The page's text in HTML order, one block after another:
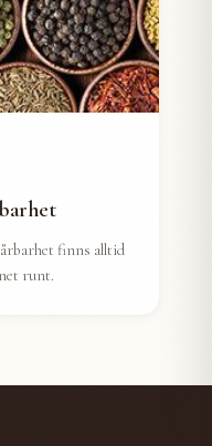
finns alltid
runt.